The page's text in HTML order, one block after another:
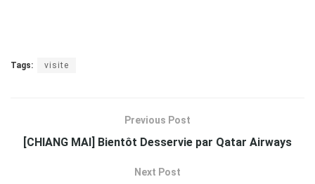
Tags: visite
Previous Post
[CHIANG MAI] Bientôt Desservie par Qatar Airways
Next Post